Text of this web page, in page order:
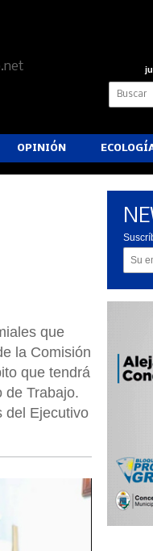
OPINIÓN
que
la Comisión
que tendrá
de Trabajo.
del Ejecutivo